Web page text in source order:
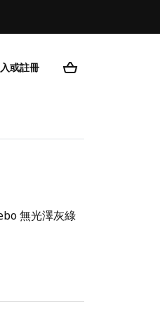
或註冊
無光澤灰綠